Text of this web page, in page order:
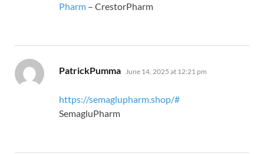
Pharm – CrestorPharm
PatrickPumma says:
June 14, 2025 at 12:21 pm
https://semaglupharm.shop/#
SemagluPharm